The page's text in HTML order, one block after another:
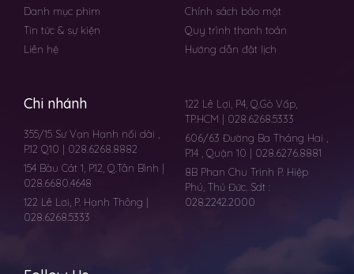
Danh mục phim
Tin tức & sự kiện
Liên hệ
Chính sách bảo mật
Quy trình thanh toán
Hướng dẫn đặt lịch
Chi nhánh
355/15 Sư Vạn Hạnh nối dài ,
P.12 Q10 | 028.6268.8882
154 Bàu Cát 1, P.12, Q.Tân Bình |
028.6680.4648
122 Lê Lơi, P. Hạnh Thông |
028.6268.5333
122 Lê Lợi, P4, Q.Gò Vấp,
TP.HCM | 028.6268.5333
606/63 Đường Ba Tháng Hai ,
P.14 , Quận 10 | 028.6276.8881
8B Phan Chu Trinh P. Hiệp
Phú, Thủ Đức. Sdt :
028.2242.2000